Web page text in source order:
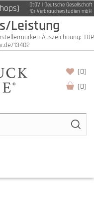
DtGV | Deutsche Gesellschaft
für Verbraucherstudien mbH
Leistung
Auszeichnung: TOP
13402
(0)
(0)